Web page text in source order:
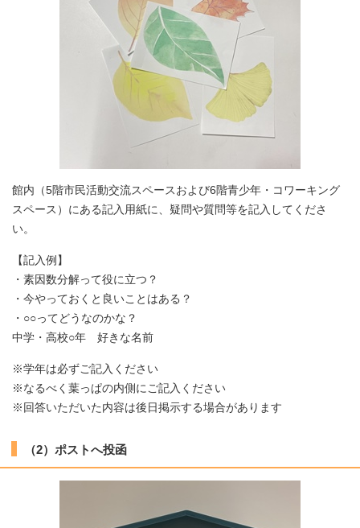
館内（5階市民活動交流スペースおよび6階青少年・コワーキング
スペース）にある記入用紙に、疑問や質問等を記入してくださ
い。
【記入例】
・素因数分解って役に立つ？
・今やっておくと良いことはある？
・○○ってどうなのかな？
中学・高校○年 好きな名前
※学年は必ずご記入ください
※なるべく葉っぱの内側にご記入ください
※回答いただいた内容は後日掲示する場合があります
（2）ポストへ投函